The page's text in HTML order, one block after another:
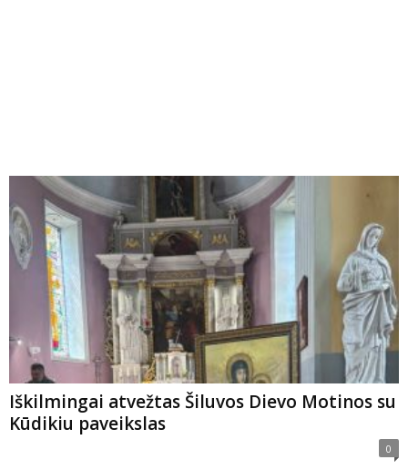
Iškilmingai atvežtas Šiluvos Dievo Motinos su
Kūdikiu paveikslas
0